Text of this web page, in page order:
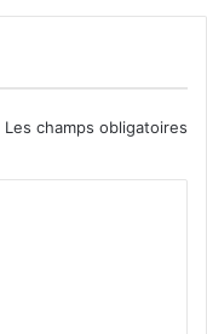
Les champs obligatoires